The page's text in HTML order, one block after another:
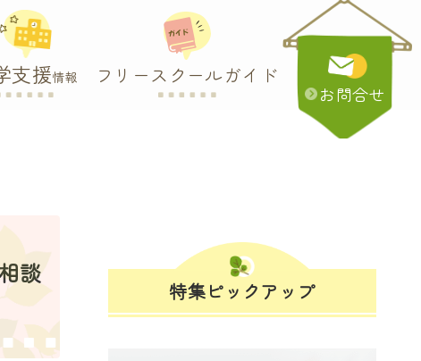
支援情報 フリースクールガイド
お問合せ
談
特集ピックアップ